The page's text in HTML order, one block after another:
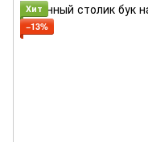
Хит
−13%